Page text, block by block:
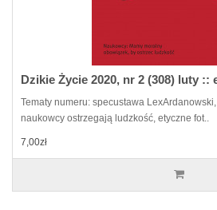
Dzikie Życie 2020, nr 2 (308) luty ::
Tematy numeru: specustawa
naukowcy ostrzegają ludzkość, etyczne fot..
7,00zł